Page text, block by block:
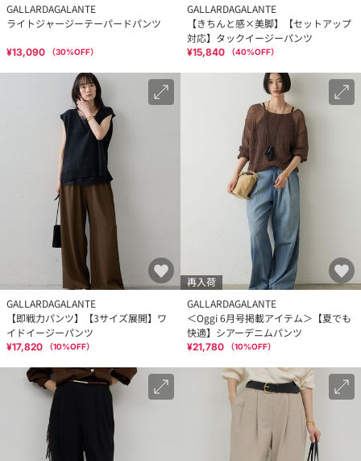
GALLARDAGALANTE
ライトジャージーテーパードパンツ
¥13,090 （30%OFF）
GALLARDAGALANTE
【きちんと感×美脚】【セットアップ
対応】タックイージーパンツ
¥15,840 （40%OFF）
GALLARDAGALANTE
【即戦力パンツ】【3サイズ展開】ワ
イドイージーパンツ
¥17,820 （10%OFF）
再入荷
GALLARDAGALANTE
＜Oggi 6月号掲載アイテム＞【夏でも
快適】シアーデニムパンツ
¥21,780 （10%OFF）